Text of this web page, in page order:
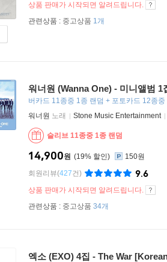
상품 판매가 시작되면 알려드립니다.
관련상품 : 중고상품 1개
워너원 (Wanna One) - 미니앨범
버카드 11종중 1종 랜덤 + 포토카드 12종
워너원 노래 Stone Music Entertainment
슬리브 11종중 1종 랜덤
19%
14,900원
150원
회원리뷰(427건) 9.6
상품 판매가 시작되면 알려드립니다.
관련상품 : 중고상품 34개
엑소 (EXO) 4집 - The War